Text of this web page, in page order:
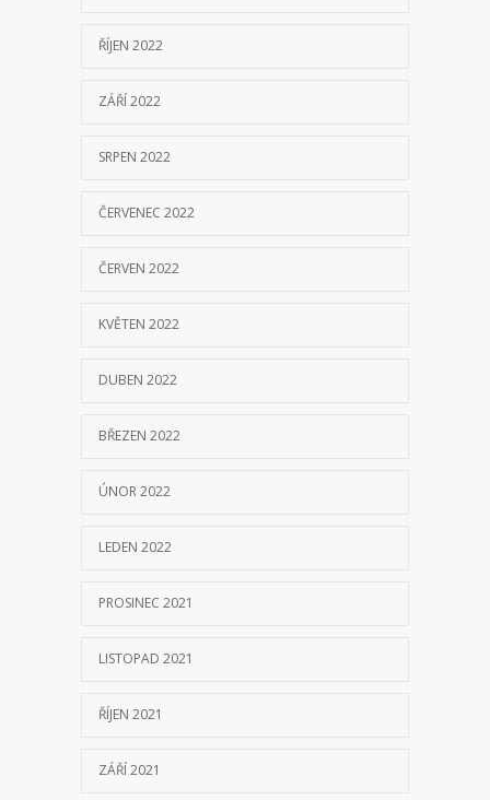
ŘÍJEN 2022
ZÁŘÍ 2022
SRPEN 2022
ČERVENEC 2022
ČERVEN 2022
KVĚTEN 2022
DUBEN 2022
BŘEZEN 2022
ÚNOR 2022
LEDEN 2022
PROSINEC 2021
LISTOPAD 2021
ŘÍJEN 2021
ZÁŘÍ 2021